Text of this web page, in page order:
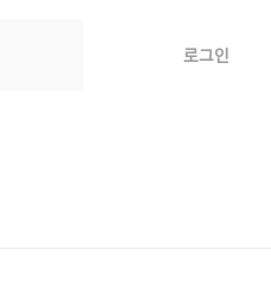
로그인